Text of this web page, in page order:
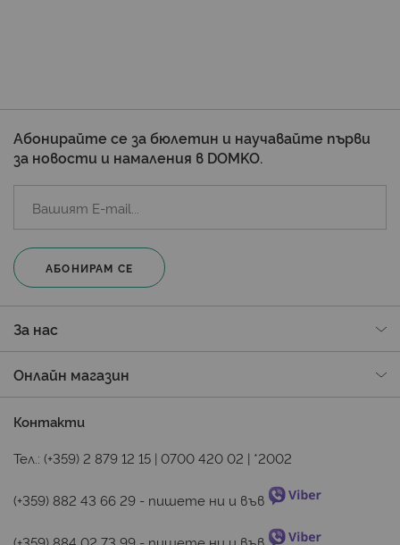
Абонирайте се за бюлетин и научавайте първи
за новости и намаления в DOMKO.
АБОНИРАМ СЕ
За нас
Онлайн магазин
Контакти
Тел.: (+359) 2 879 12 15 | 0700 420 02 | *2002
(+359) 882 43 66 29 - пишете ни и във